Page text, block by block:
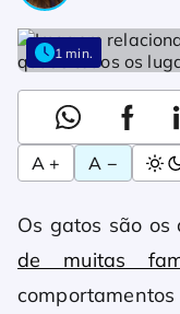
1 min.
A + A −
Os gatos são os
de muitas